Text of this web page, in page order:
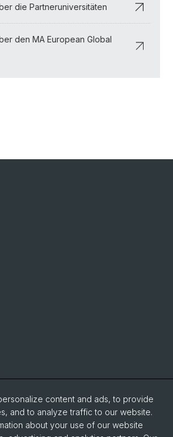
die Partneruniversitäten
den MA European Global
content and ads, to provide
and to analyze traffic to our website.
about your use of our website